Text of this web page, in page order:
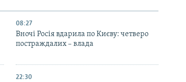
08:27
Вночі Росія вдарила по Києву: четверо
постраждалих – влада
22:30